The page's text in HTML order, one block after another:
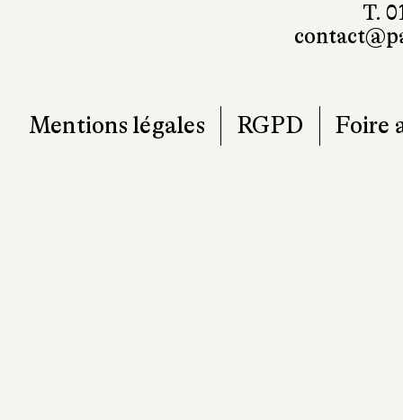
T.
Mentions légales RGPD Foire